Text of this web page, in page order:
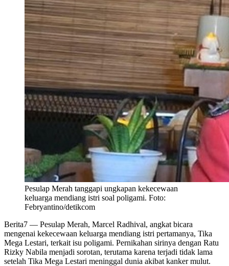
Pesulap Merah tanggapi ungkapan kekecewaan
keluarga mendiang istri soal poligami. Foto:
Febryantino/detikcom
Berita7 — Pesulap Merah, Marcel Radhival, angkat bicara
mengenai kekecewaan keluarga mendiang istri pertamanya, Tika
Mega Lestari, terkait isu poligami. Pernikahan sirinya dengan Ratu
Rizky Nabila menjadi sorotan, terutama karena terjadi tidak lama
setelah Tika Mega Lestari meninggal dunia akibat kanker mulut.